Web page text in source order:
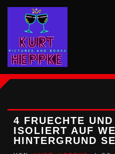
Inhalt
springen
4 FRUECHTE
ISOLIERT AUF
INTERGRUND